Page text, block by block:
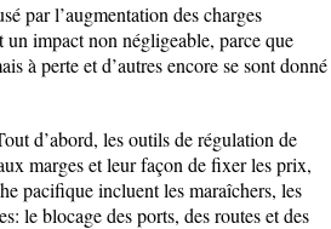
par l’augmentation des charges
un impact non négligeable, parce que
à perte et d’autres encore se sont donné
d’abord, les outils de régulation de
marges et leur façon de fixer les prix,
pacifique incluent les maraîchers, les
le blocage des ports, des routes et des